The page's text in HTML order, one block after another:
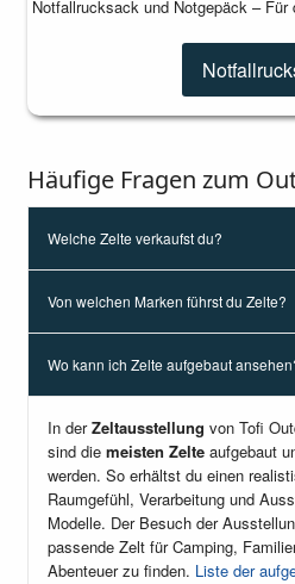
Notfallrucksack und Notgepäck –
Häufige Fragen zum
Welche Zelte verkaufst du?
Von welchen Marken führst du Zelte?
Wo kann ich Zelte aufgebaut
In derZeltausstellung von Tofi
sind die meisten Zelte aufgebaut
werden. So erhältst du einen
Raumgefühl, Verarbeitung und
Modelle. Der Besuch der
passende Zelt für Camping,
Abenteuer zu finden. Liste der